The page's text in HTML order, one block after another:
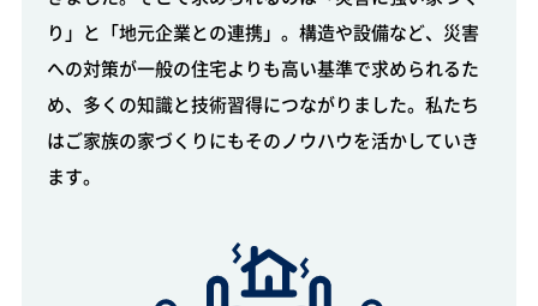
り」と「地元企業との連携」。構造や設備など、災害
への対策が一般の住宅よりも高い基準で求められるた
め、多くの知識と技術習得につながりました。私たち
はご家族の家づくりにもそのノウハウを活かしていき
ます。